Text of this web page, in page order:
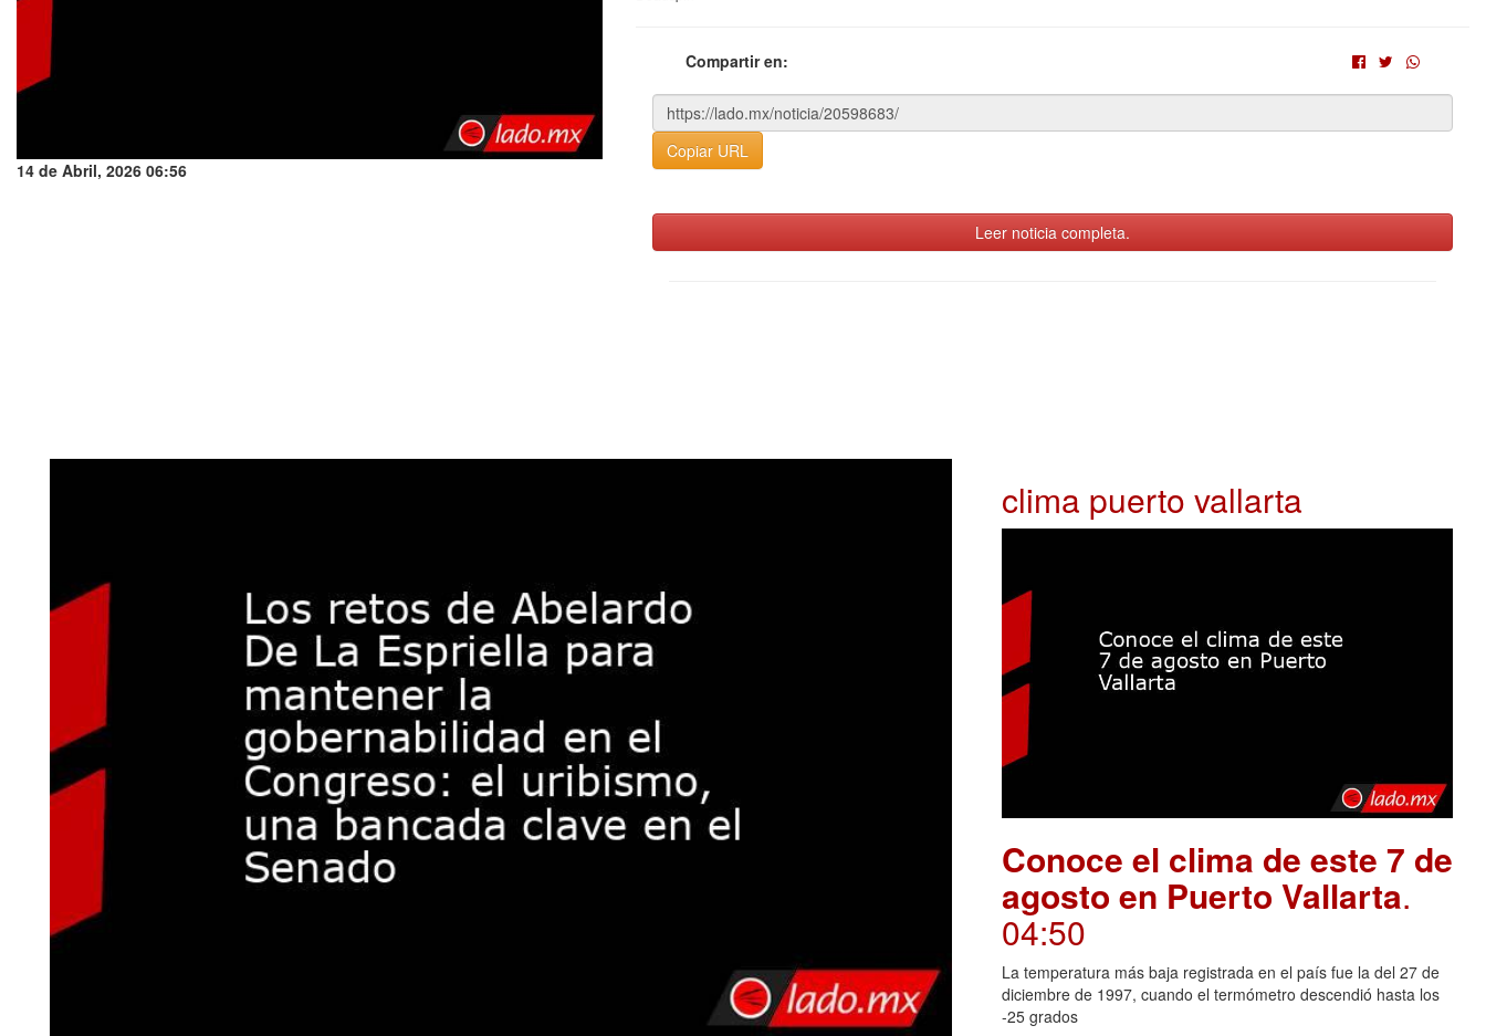
14 de Abril, 2026 06:56
Compartir en:
Copiar URL
Leer noticia completa.
clima puerto vallarta
Conoce el clima de este 7 de
agosto en Puerto Vallarta.
04:50
La temperatura más baja registrada en el país fue la del 27 de
diciembre de 1997, cuando el termómetro descendió hasta los
-25 grados